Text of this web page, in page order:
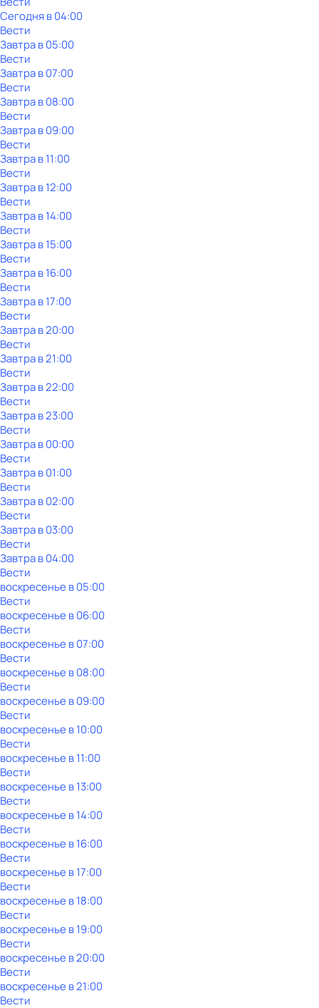
Сегодня в 04:00
Вести
Завтра в 05:00
Вести
Завтра в 07:00
Вести
Завтра в 08:00
Вести
Завтра в 09:00
Вести
Завтра в 11:00
Вести
Завтра в 12:00
Вести
Завтра в 14:00
Вести
Завтра в 15:00
Вести
Завтра в 16:00
Вести
Завтра в 17:00
Вести
Завтра в 20:00
Вести
Завтра в 21:00
Вести
Завтра в 22:00
Вести
Завтра в 23:00
Вести
Завтра в 00:00
Вести
Завтра в 01:00
Вести
Завтра в 02:00
Вести
Завтра в 03:00
Вести
Завтра в 04:00
Вести
воскресенье в05:00
Вести
воскресенье в06:00
Вести
воскресенье в07:00
Вести
воскресенье в08:00
Вести
воскресенье в09:00
Вести
воскресенье в10:00
Вести
воскресенье в11:00
Вести
воскресенье в13:00
Вести
воскресенье в14:00
Вести
воскресенье в16:00
Вести
воскресенье в17:00
Вести
воскресенье в18:00
Вести
воскресенье в19:00
Вести
воскресенье в20:00
Вести
воскресенье в21:00
Вести